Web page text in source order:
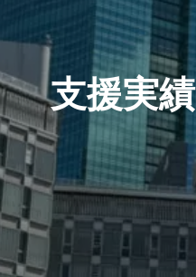
支援実績